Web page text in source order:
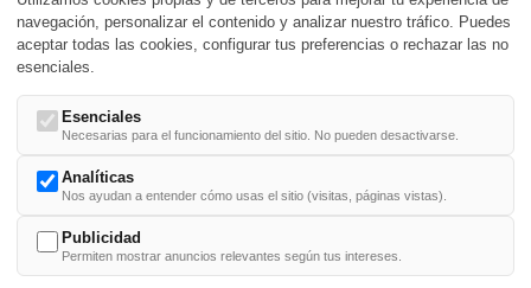
Adam Roarke (89)
Ken Baumann (37)
Nacimientos y estrenos en la fecha
DD/MM /
-U- V- W- X - -
navegación, personalizar el contenido y analizar nuestro tráfico. Puedes
aceptar todas las cookies, configurar tus preferencias o rechazar las no
esenciales.
Esenciales
Necesarias para el funcionamiento del sitio. No pueden desactivarse.
Analíticas
Nos ayudan a entender cómo usas el sitio (visitas, páginas vistas).
Publicidad
Permiten mostrar anuncios relevantes según tus intereses.